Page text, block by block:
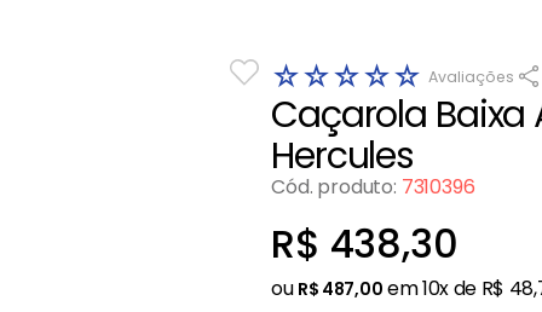
☆☆☆☆☆
Caçarola Baixa
Hercules
Cód. produto: 7310396
R$ 438,30
ou R$ 487,00 em10x de R$ 48,